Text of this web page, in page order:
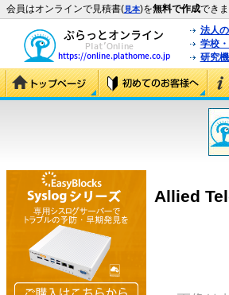
会員はオンラインで見積書(見本)を無料で作成でき
法人
学校
研究
Allied